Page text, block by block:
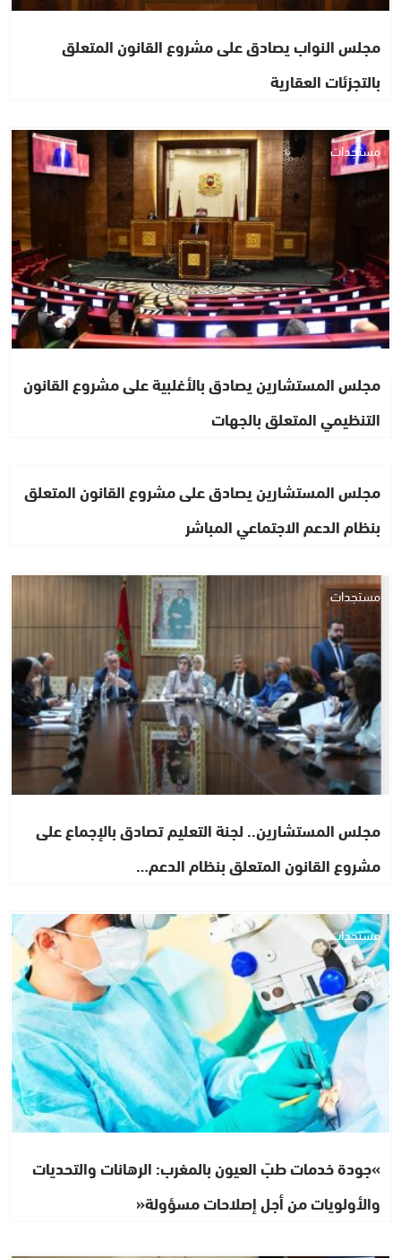
مجلس النواب يصادق على مشروع القانون المتعلق
بالتجزئات العقارية
مستجدات
مجلس المستشارين يصادق بالأغلبية على مشروع القانون
التنظيمي المتعلق بالجهات
مجلس المستشارين يصادق على مشروع القانون المتعلق
بنظام الدعم الاجتماعي المباشر
مستجدات
مجلس المستشارين.. لجنة التعليم تصادق بالإجماع على
مشروع القانون المتعلق بنظام الدعم…
مستجدات
»جودة خدمات طبّ العيون بالمغرب: الرهانات والتحديات
والأولويات من أجل إصلاحات مسؤولة«